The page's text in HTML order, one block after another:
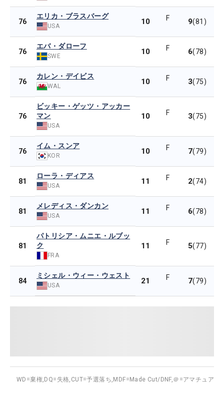
76
エリカ・ブラスバーグ
USA 10 F 9(81)
76
エバ・ダローフ
SWE 10 F 6(78)
76
カレン・デイビス
WAL 10 F 3(75)
76
ビッキー・ゲッツ・アッカー
マン
USA
10 F 3(75)
76
イム・スンア
KOR 10 F 7(79)
81
ローラ・ディアス
USA 11 F 2(74)
81
メレディス・ダンカン
USA 11 F 6(78)
81
パトリシア・ムニエ・ルブッ
ク
FRA
11 F 5(77)
84
ミシェル・ウィー・ウェスト
USA 21 F 7(79)
WD=棄権, DQ=失格, CUT=予選落ち, MDF=Made Cut/DNF,＠=アマチュア